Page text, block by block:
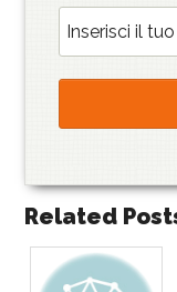
Related